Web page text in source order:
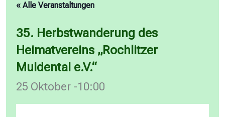
« Alle Veranstaltungen
35. Herbstwanderung des
Heimatvereins „Rochlitzer
Muldental e.V.“
25 Oktober -10:00